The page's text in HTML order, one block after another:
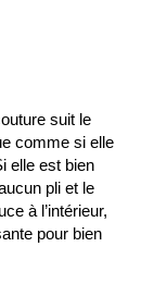
suit le
comme si elle
elle est bien
pli et le
à l’intérieur,
pour bien